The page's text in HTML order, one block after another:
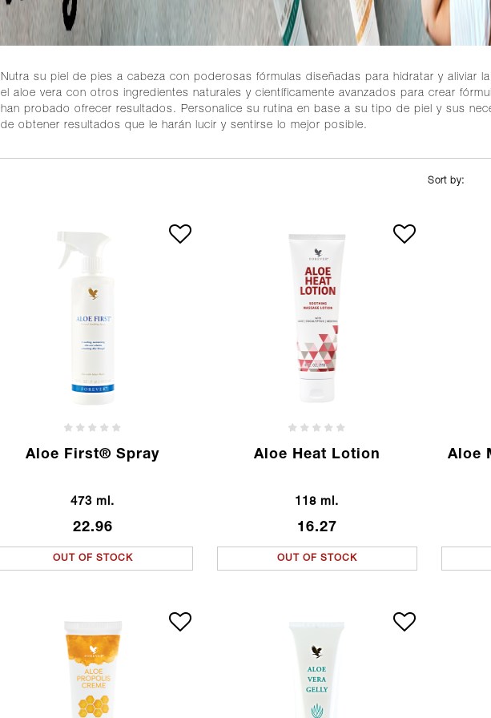
Nutra su piel de pies a cabeza con poderosas fórmulas diseñadas para hidratar y aliviar
el aloe vera con otros ingredientes naturales y científicamente avanzados para crear
han probado ofrecer resultados. Personalice su rutina en base a su tipo de piel y sus
de obtener resultados que le harán lucir y sentirse lo mejor posible.
Sort by:
Aloe First® Spray
473 ml.
22.96
OUT OF STOCK
Aloe Heat Lotion
118 ml.
16.27
OUT OF STOCK
Aloe